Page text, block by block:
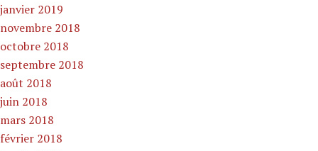
janvier 2019
novembre 2018
octobre 2018
septembre 2018
août 2018
juin 2018
mars 2018
février 2018